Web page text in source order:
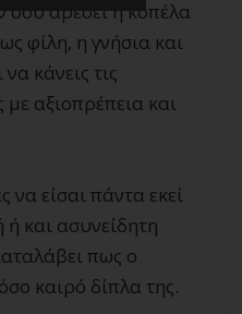
σου αρέσει η κοπέλα
φίλη, η γνήσια και
να κάνεις τις
αξιοπρέπεια και
να είσαι πάντα εκεί
και ασυνείδητη
πως ο
καιρό δίπλα της.